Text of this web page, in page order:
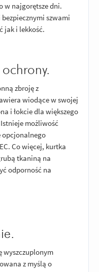
w najgorętsze dni.
szwami
jak i lekkość.
zbroję z
wiodące w swojej
i łokcie dla większego
możliwość
opcjonalnego
Co więcej, kurtka
tkaniną na
odporność na
wyszczuplonym
z myślą o